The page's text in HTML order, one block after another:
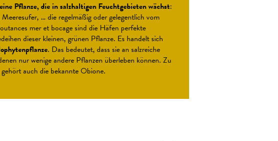
Pflanze, die in salzhaltigen Feuchtgebieten wächst:
… die regelmäßig oder gelegentlich vom
mer et bocage sind die Häfen perfekte
dieser kleinen, grünen Pflanze. Es handelt sich
. Das bedeutet, dass sie an salzreiche
nur wenige andere Pflanzen überleben können. Zu
auch die bekannte Obione.